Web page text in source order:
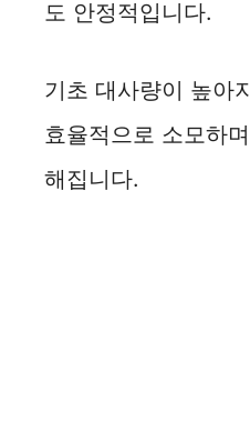
도 안정적입니다.
기초 대사량이 높아
효율적으로 소모하
해집니다.